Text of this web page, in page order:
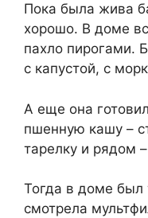
Пока была жива
хорошо. В доме
пахло пирогами.
с капустой, с
А еще она
пшенную кашу –
тарелку и рядом
Тогда в доме был
смотрела